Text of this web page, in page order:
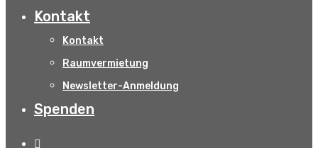
Kontakt
Kontakt
Raumvermietung
Newsletter-Anmeldung
Spenden